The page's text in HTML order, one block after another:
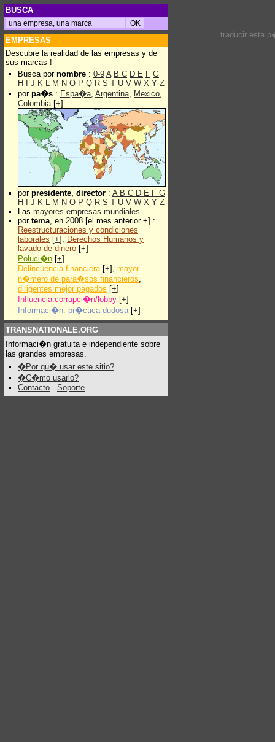
BUSCA
EMPRESAS
Descubre la realidad de las empresas y de
sus marcas !
Busca por nombre : 0-9 A B C D E F G
H
J K L M N O P Q R S T U V W X Y Z
por pa�s : Espa�a, Argentina, Mexico,
Colombia[+]
por presidente, director : A B C D E F G
H
J K L M N O P Q R S T U V W X Y Z
Las mayores empresas mundiales
por tema, en 2008 [el mes anterior +] :
Reestructuraciones y condiciones
laborales [+], Derechos Humanos y
lavado de dinero [+]
Poluci�n [+]
Delincuencia financiera[+], mayor
n�mero de para�sos financieros,
dirigentes mejor pagados [+]
Influencia:corrupci�n/lobby [+]
Informaci�n: pr�ctica dudosa [+]
TRANSNATIONALE.ORG
Informaci�n gratuita e independiente sobre
las grandes empresas.
�Por qu� usar este sitio?
�C�mo usarlo?
Contacto - Soporte
traducir esta